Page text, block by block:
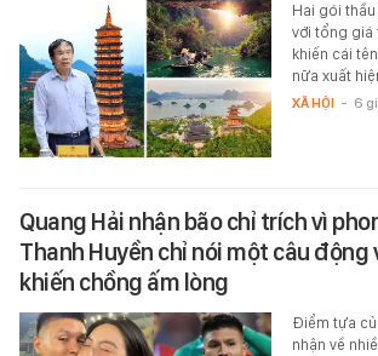
Hai gói
với tổng giá
khiến cái
nữa xuất
XÃ HỘI - 6
Quang Hải nhận bão chỉ trích vì
Thanh Huyền chỉ nói một câu động
khiến chồng ấm lòng
Điểm tựa
nhận về